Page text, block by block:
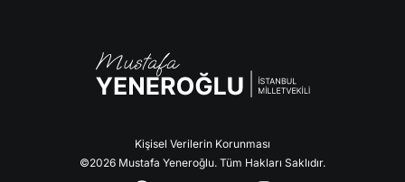
Kişisel Verilerin Korunması
©2026 Mustafa Yeneroğlu. Tüm Hakları Saklıdır.